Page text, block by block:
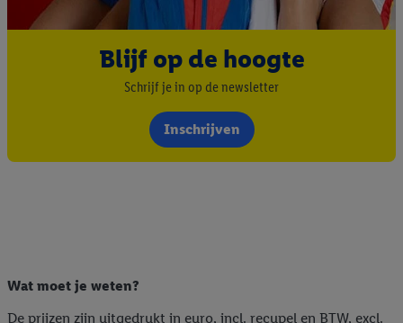
Blijf op de hoogte
Schrijf je in op de newsletter
Inschrijven
Wat moet je weten?
De prijzen zijn uitgedrukt in euro, incl. recupel en BTW, excl.